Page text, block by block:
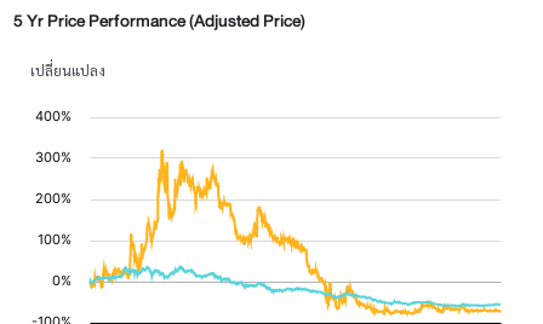
5 Yr Price Performance (Adjusted Price)
เปลี่ยนแปลง